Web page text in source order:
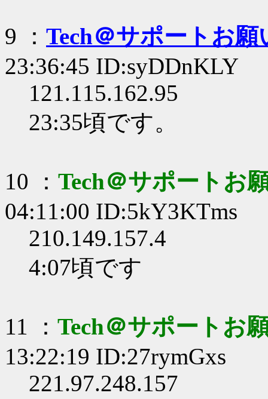
9 ： Tech＠サポートお
23:36:45 ID:syDDnKLY
121.115.162.95
23:35頃です。
10 ： Tech＠サポートお
04:11:00 ID:5kY3KTms
210.149.157.4
4:07頃です
11 ： Tech＠サポートお
13:22:19 ID:27rymGxs
221.97.248.157